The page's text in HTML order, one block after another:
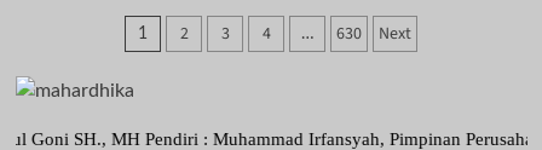
PSU
Karawaci
Paginasi
pos
1 2 3 4 … 630 Next
MH Pendiri : Muhammad Irfansyah, Pimpinan Perusahaan :